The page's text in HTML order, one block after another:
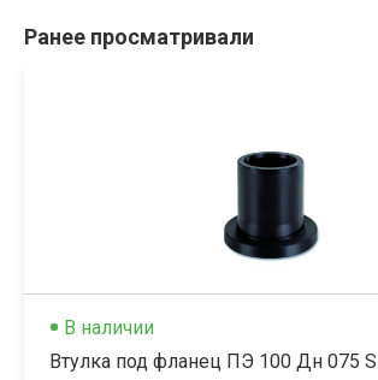
Ранее просматривали
В наличии
Втулка под фланец ПЭ 100 Дн 075